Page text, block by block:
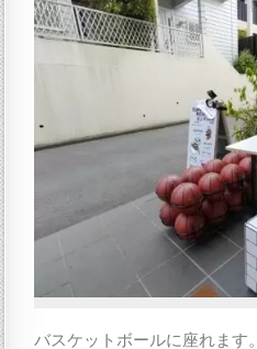
バスケットボールに座れます。